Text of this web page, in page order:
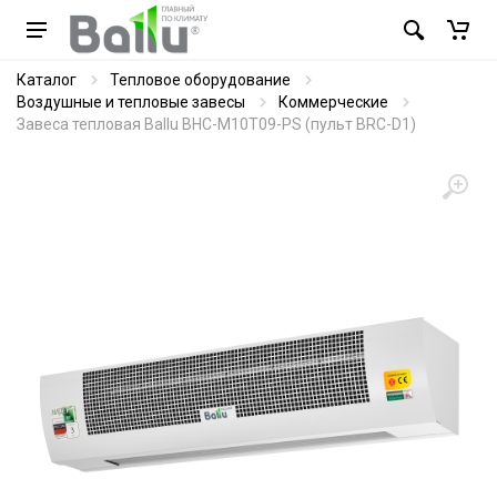
Каталог
Тепловое оборудование
Воздушные и тепловые завесы
Коммерческие
Завеса тепловая Ballu BHC-M10T09-PS (пульт BRC-D1)